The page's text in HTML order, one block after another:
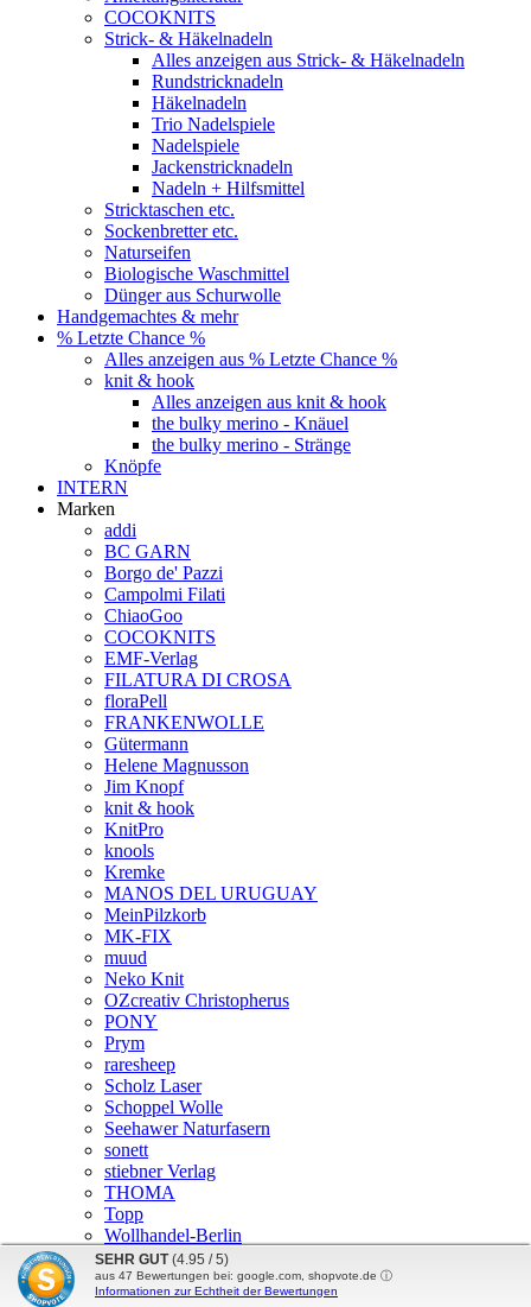
COCOKNITS
Strick- & Häkelnadeln
Alles anzeigen aus Strick- & Häkelnadeln
Rundstricknadeln
Häkelnadeln
Trio Nadelspiele
Nadelspiele
Jackenstricknadeln
Nadeln + Hilfsmittel
Stricktaschen etc.
Sockenbretter etc.
Naturseifen
Biologische Waschmittel
Dünger aus Schurwolle
Handgemachtes & mehr
% Letzte Chance %
Alles anzeigen aus % Letzte Chance %
knit & hook
Alles anzeigen aus knit & hook
the bulky merino - Knäuel
the bulky merino - Stränge
Knöpfe
INTERN
Marken
addi
BC GARN
Borgo de' Pazzi
Campolmi Filati
ChiaoGoo
COCOKNITS
EMF-Verlag
FILATURA DI CROSA
floraPell
FRANKENWOLLE
Gütermann
Helene Magnusson
Jim Knopf
knit & hook
KnitPro
knools
Kremke
MANOS DEL URUGUAY
MeinPilzkorb
MK-FIX
muud
Neko Knit
OZcreativ Christopherus
PONY
Prym
raresheep
Scholz Laser
Schoppel Wolle
Seehawer Naturfasern
sonett
stiebner Verlag
THOMA
Topp
Wollhandel-Berlin
Angebote
modified eCommerce Shopsoftware © 2009-2026
SEHR GUT (4.95 / 5)
aus 47 Bewertungen bei: google.com, shopvote.de ⓘ
Informationen zur Echtheit der Bewertungen